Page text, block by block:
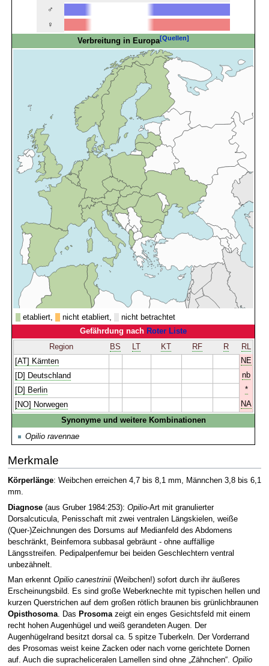
♂
♀
Verbreitung in Europa[Quellen]
etabliert, nicht etabliert,
nicht betrachtet
Gefährdung nach Roter Liste
Region
BS LT KT RF R
RL
[AT] Kärnten
NE
[D] Deutschland
nb
[D] Berlin
*
[NO] Norwegen
NA
Synonyme und weitere Kombinationen
Opilio ravennae
Merkmale
Körperlänge: Weibchen erreichen 4,7 bis 8,1 mm, Männchen 3,8 bis 6,1
mm.
Diagnose(aus Gruber 1984:253): Opilio-Art mit granulierter
Dorsalcuticula, Penisschaft mit zwei ventralen Längskielen, weiße
(Quer-)Zeichnungen des Dorsums auf Medianfeld des Abdomens
beschränkt, Beinfemora subbasal gebräunt - ohne auffällige
Längsstreifen. Pedipalpenfemur bei beiden Geschlechtern ventral
unbezähnelt.
Man erkennt Opilio canestrinii(Weibchen!) sofort durch ihr äußeres
Erscheinungsbild. Es sind große Weberknechte mit typischen hellen und
kurzen Querstrichen auf dem großen rötlich braunen bis grünlichbraunen
Opisthosoma. Das Prosomazeigt ein enges Gesichtsfeld mit einem
recht hohen Augenhügel und weiß gerandeten Augen. Der
Augenhügelrand besitzt dorsal ca. 5 spitze Tuberkeln. Der Vorderrand
des Prosomas weist keine Zacken oder nach vorne gerichtete Dornen
auf. Auch die supracheliceralen Lamellen sind ohne „Zähnchen“. Opilio